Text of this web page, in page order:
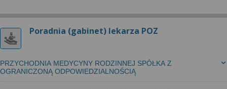
Poradnia (gabinet) lekarza POZ
PRZYCHODNIA MEDYCYNY RODZINNEJ SPÓŁKA Z
OGRANICZONĄ ODPOWIEDZIALNOŚCIĄ